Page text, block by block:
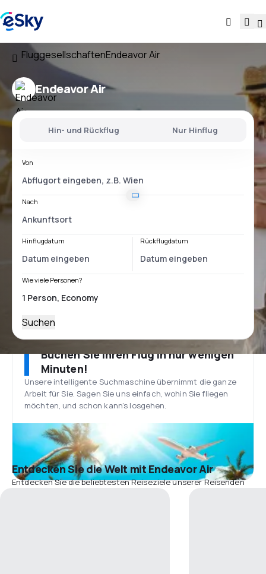
FluggesellschaftenEndeavor Air
Endeavor Air
Hin- und Rückflug Nur Hinflug
Von
Nach
Hinflugdatum Rückflugdatum
Wie viele Personen?
Suchen
Buchen Sie Ihren Flug in nur wenigen
Minuten!
Unsere intelligente Suchmaschine übernimmt die ganze
Arbeit für Sie. Sagen Sie uns einfach, wohin Sie fliegen
möchten, und schon kann’s losgehen.
Entdecken Sie die Welt mit Endeavor Air
Entdecken Sie die beliebtesten Reiseziele unserer Reisenden